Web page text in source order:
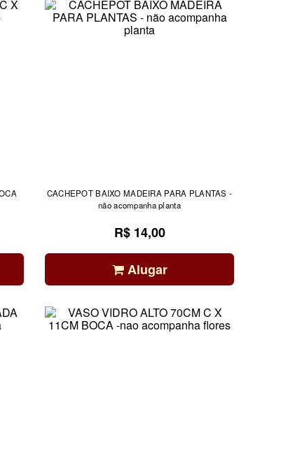
CACHEPOT BAIXO MADEIRA PARA PLANTAS -
não acompanha planta
R$ 14,00
Alugar